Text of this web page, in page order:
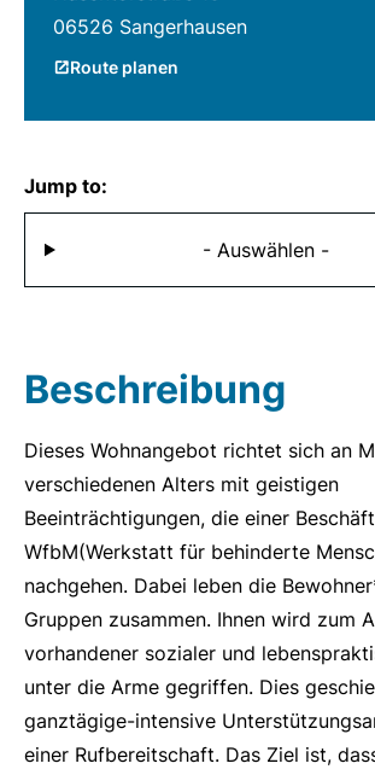
06526 Sangerhausen
Route planen
Jump to:
- Auswählen -
Beschreibung
Dieses Wohnangebot richtet sich an
verschiedenen Alters mit geistigen
Beeinträchtigungen, die einer
WfbM(Werkstatt für behinderte
nachgehen. Dabei leben die
Gruppen zusammen. Ihnen wird zum
vorhandener sozialer und
unter die Arme gegriffen. Dies
ganztägige-intensive
einer Rufbereitschaft. Das Ziel ist,